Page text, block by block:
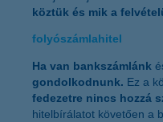
köztük és mik a
folyószámlahitel
Ha van bankszámlánk
gondolkodnunk. Ez a
fedezetre nincs hozzá
hitelbírálatot követően a